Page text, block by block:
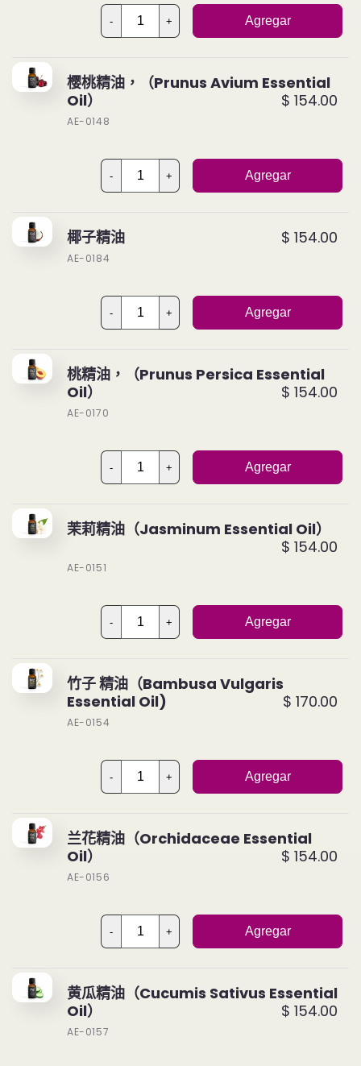
- + Agregar
樱桃精油，（Prunus Avium Essential
Oil）
$ 154.00
AE-0148
- + Agregar
椰子精油 $ 154.00
AE-0184
- + Agregar
桃精油，（Prunus Persica Essential
Oil）
$ 154.00
AE-0170
- + Agregar
茉莉精油（Jasminum Essential Oil）
$ 154.00
AE-0151
- + Agregar
竹子 精油（Bambusa Vulgaris
Essential Oil)
$ 170.00
AE-0154
- + Agregar
兰花精油（Orchidaceae Essential
Oil）
$ 154.00
AE-0156
- + Agregar
黄瓜精油（Cucumis Sativus Essential
Oil）
$ 154.00
AE-0157